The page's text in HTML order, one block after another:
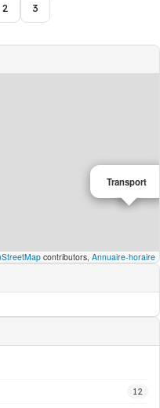
2 3
Transport
contributors, Annuaire-horaire
12